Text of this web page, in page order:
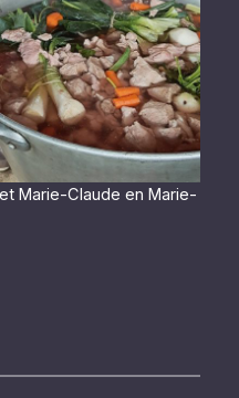
Marie-Claude en Marie-